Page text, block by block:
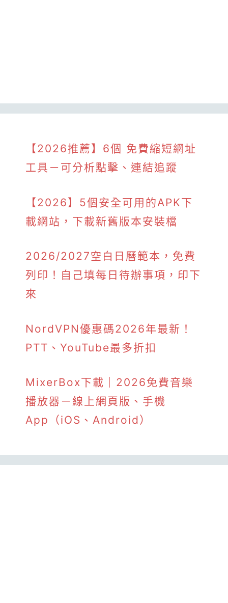
【2026推薦】6個 免費縮短網址
工具－可分析點擊、連結追蹤
【2026】5個安全可用的APK下
載網站，下載新舊版本安裝檔
2026/2027空白日曆範本，免費
列印！自己填每日待辦事項，印下
來
NordVPN優惠碼2026年最新！
PTT、YouTube最多折扣
MixerBox下載｜2026免費音樂
播放器－線上網頁版、手機
App（iOS、Android）